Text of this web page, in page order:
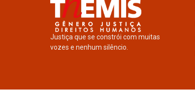
Justiça que se constrói com muitas
vozes e nenhum silêncio.